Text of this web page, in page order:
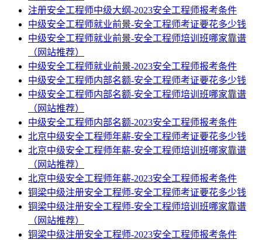
注册安全工程师中级大纲-2023安全工程师报考条件
中级安全工程师就业前景-安全工程师考证要花多少钱
中级安全工程师就业前景-安全工程师培训班哪家靠谱
（网站推荐）
中级安全工程师就业前景-2023安全工程师报考条件
中级安全工程师内部名额-安全工程师考证要花多少钱
中级安全工程师内部名额-安全工程师培训班哪家靠谱
（网站推荐）
中级安全工程师内部名额-2023安全工程师报考条件
北京中级安全工程师年薪-安全工程师考证要花多少钱
北京中级安全工程师年薪-安全工程师培训班哪家靠谱
（网站推荐）
北京中级安全工程师年薪-2023安全工程师报考条件
铜梁中级注册安全工程师-安全工程师考证要花多少钱
铜梁中级注册安全工程师-安全工程师培训班哪家靠谱
（网站推荐）
铜梁中级注册安全工程师-2023安全工程师报考条件